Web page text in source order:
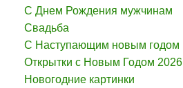
С Днем Рождения мужчинам
Свадьба
С Наступающим новым годом
Открытки с Новым Годом 2026
Новогодние картинки